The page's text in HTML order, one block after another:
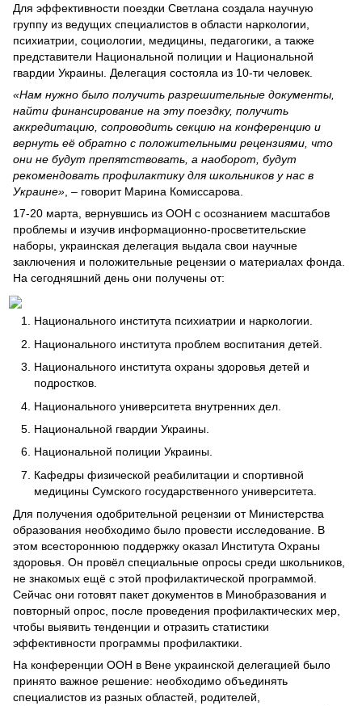
Для эффективности поездки Светлана создала научную
группу из ведущих специалистов в области наркологии,
психиатрии, социологии, медицины, педагогики, а также
представители Национальной полиции и Национальной
гвардии Украины. Делегация состояла из 10-ти человек.
«Нам нужно было получить разрешительные документы,
найти финансирование на эту поездку, получить
аккредитацию, сопроводить секцию на конференцию и
вернуть её обратно с положительными рецензиями, что
они не будут препятствовать, а наоборот, будут
рекомендовать профилактику для школьников у нас в
Украине», – говорит Марина Комиссарова.
17-20 марта, вернувшись из ООН с осознанием масштабов
проблемы и изучив информационно-просветительские
наборы, украинская делегация выдала свои научные
заключения и положительные рецензии о материалах фонда.
На сегодняшний день они получены от:
Национального института психиатрии и наркологии.
Национального института проблем воспитания детей.
Национального института охраны здоровья детей и
подростков.
Национального университета внутренних дел.
Национальной гвардии Украины.
Национальной полиции Украины.
Кафедры физической реабилитации и спортивной
медицины Сумского государственного университета.
Для получения одобрительной рецензии от Министерства
образования необходимо было провести исследование. В
этом всестороннюю поддержку оказал Института Охраны
здоровья. Он провёл специальные опросы среди школьников,
не знакомых ещё с этой профилактической программой.
Сейчас они готовят пакет документов в Минобразования и
повторный опрос, после проведения профилактических мер,
чтобы выявить тенденции и отразить статистики
эффективности программы профилактики.
На конференции ООН в Вене украинской делегацией было
принято важное решение: необходимо объединять
специалистов из разных областей, родителей,